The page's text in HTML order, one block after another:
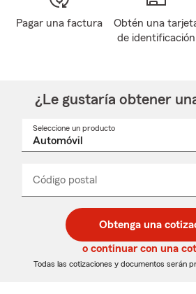
Pagar una factura
Obtén una
de identificación
¿Le gustaría obtener
Seleccione un producto
desplegable
Código postal
de
5
dígitos
de
5
dígitos
_____
Obtenga una
o continuar con una
Todas las cotizaciones y documentos serán